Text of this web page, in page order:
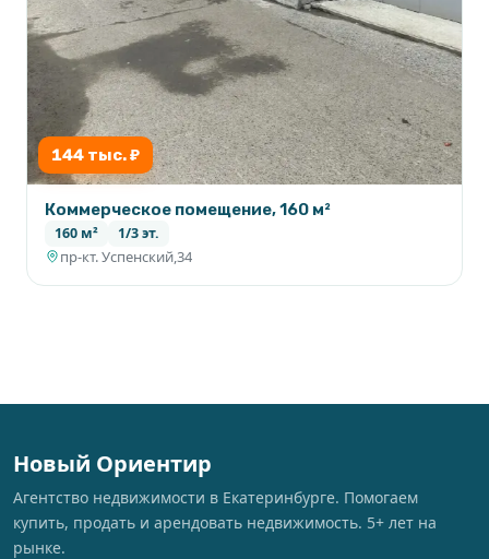
144 тыс. ₽
Коммерческое помещение, 160 м²
160 м² 1/3 эт.
пр-кт. Успенский,34
Новый Ориентир
Агентство недвижимости в Екатеринбурге. Помогаем
купить, продать и арендовать недвижимость. 5+ лет на
рынке.